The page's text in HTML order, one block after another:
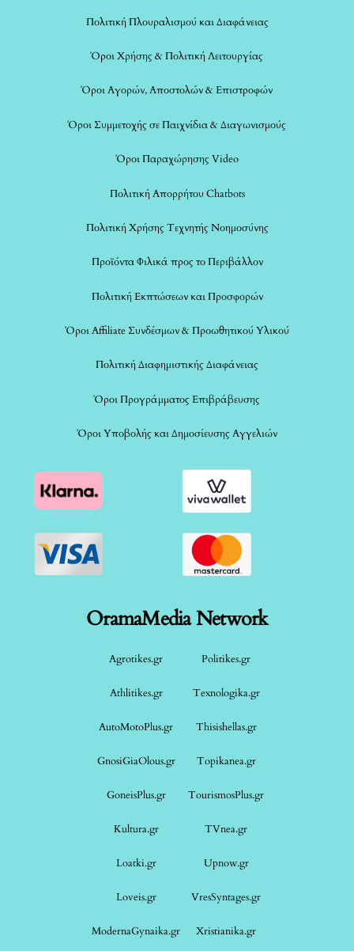
Πολιτική Πλουραλισμού και Διαφάνειας
Όροι Χρήσης & Πολιτική Λειτουργίας
Όροι Αγορών, Αποστολών & Επιστροφών
Όροι Συμμετοχής σε Παιχνίδια & Διαγωνισμούς
Όροι Παραχώρησης Video
Πολιτική Απορρήτου Chatbots
Πολιτική Χρήσης Τεχνητής Νοημοσύνης
Προϊόντα Φιλικά προς το Περιβάλλον
Πολιτική Εκπτώσεων και Προσφορών
Όροι Affiliate Συνδέσμων & Προωθητικού Υλικού
Πολιτική Διαφημιστικής Διαφάνειας
Όροι Προγράμματος Επιβράβευσης
Όροι Υποβολής και Δημοσίευσης Αγγελιών
OramaMedia Network
Agrotikes.gr Politikes.gr
Athlitikes.gr Texnologika.gr
AutoMotoPlus.gr Thisishellas.gr
GnosiGiaOlous.gr Topikanea.gr
GoneisPlus.gr TourismosPlus.gr
Kultura.gr TVnea.gr
Loatki.gr Upnow.gr
Loveis.gr VresSyntages.gr
ModernaGynaika.gr Xristianika.gr